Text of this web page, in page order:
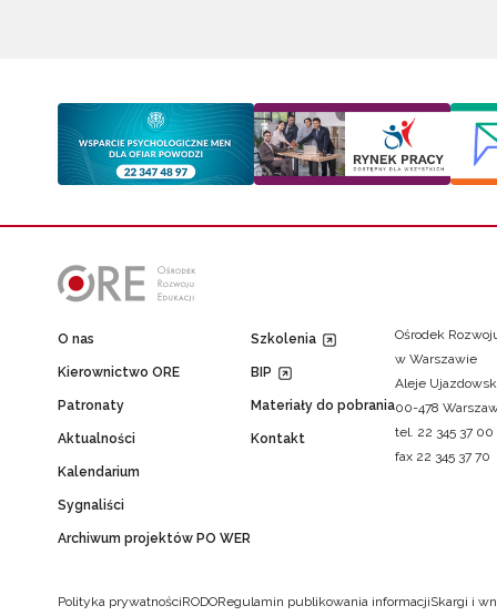
O nas
Kierownictwo ORE
Patronaty
Aktualności
Kalendarium
Sygnaliści
Archiwum projektów PO WER
Szkolenia
BIP
Materiały do pobrania
Kontakt
Ośrodek
w Warszawie
Aleje
00-478
tel. 22 345 37 00
fax 22 345 37 70
Polityka prywatnościRODORegulamin publikowania informacjiSkargi i